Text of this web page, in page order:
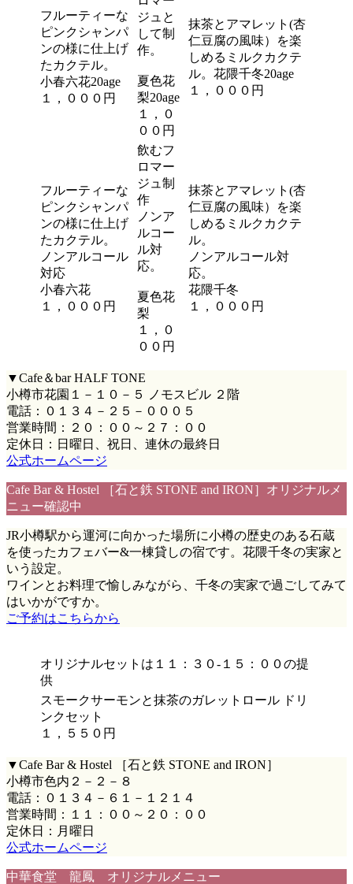
フルーティーな
ピンクシャンパ
ンの様に仕上げ
たカクテル。
小春六花20age
１，０００円
ジュと
して制
作。
夏色花
梨20age
１，０
００円
抹茶とアマレット(杏
仁豆腐の風味）を楽
しめるミルクカクテ
ル。花隈千冬20age
１，０００円
フルーティーな
ピンクシャンパ
ンの様に仕上げ
たカクテル。
ノンアルコール
対応
小春六花
１，０００円
飲むフ
ロマー
ジュ制
作
ノンア
ルコー
ル対
応。
夏色花
梨
１，０
００円
抹茶とアマレット(杏
仁豆腐の風味）を楽
しめるミルクカクテ
ル。
ノンアルコール対
応。
花隈千冬
１，０００円
▼Cafe＆bar HALF TONE
小樽市花園１－１０－５ ノモスビル ２階
電話：０１３４－２５－０００５
営業時間：２０：００～２７：００
定休日：日曜日、祝日、連休の最終日
公式ホームページ
Cafe Bar & Hostel ［石と鉄 STONE and IRON］オリジナルメ
ニュー確認中
JR小樽駅から運河に向かった場所に小樽の歴史のある石蔵
を使ったカフェバー&一棟貸しの宿です。花隈千冬の実家と
いう設定。
ワインとお料理で愉しみながら、千冬の実家で過ごしてみて
はいかがですか。
ご予約はこちらから
オリジナルセットは１１：３０-１５：００の提
供
スモークサーモンと抹茶のガレットロール ドリ
ンクセット
１，５５０円
▼Cafe Bar & Hostel ［石と鉄 STONE and IRON］
小樽市色内２－２－８
電話：０１３４－６１－１２１４
営業時間：１１：００～２０：００
定休日：月曜日
公式ホームページ
中華食堂 龍鳳 オリジナルメニュー